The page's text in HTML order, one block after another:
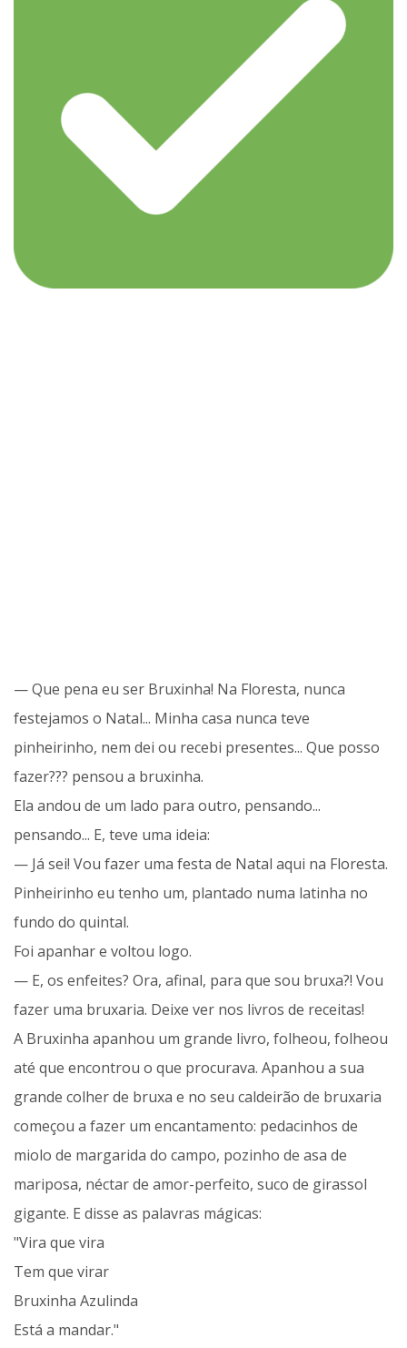
— Que pena eu ser Bruxinha! Na Floresta, nunca
festejamos o Natal... Minha casa nunca teve
pinheirinho, nem dei ou recebi presentes... Que posso
fazer??? pensou a bruxinha.
Ela andou de um lado para outro, pensando...
pensando... E, teve uma ideia:
— Já sei! Vou fazer uma festa de Natal aqui na Floresta.
Pinheirinho eu tenho um, plantado numa latinha no
fundo do quintal.
Foi apanhar e voltou logo.
— E, os enfeites? Ora, afinal, para que sou bruxa?! Vou
fazer uma bruxaria. Deixe ver nos livros de receitas!
A Bruxinha apanhou um grande livro, folheou, folheou
até que encontrou o que procurava. Apanhou a sua
grande colher de bruxa e no seu caldeirão de bruxaria
começou a fazer um encantamento: pedacinhos de
miolo de margarida do campo, pozinho de asa de
mariposa, néctar de amor-perfeito, suco de girassol
gigante. E disse as palavras mágicas:
"Vira que vira
Tem que virar
Bruxinha Azulinda
Está a mandar."